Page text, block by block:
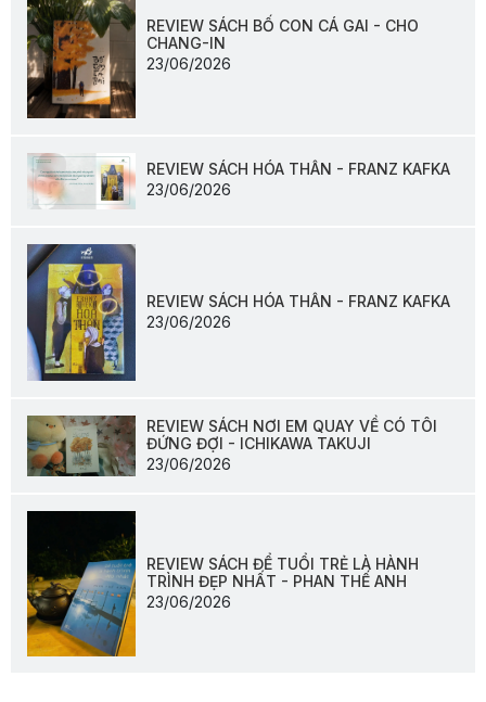
REVIEW SÁCH BỐ CON CÁ GAI - CHO
CHANG-IN
23/06/2026
REVIEW SÁCH HÓA THÂN - FRANZ KAFKA
23/06/2026
REVIEW SÁCH HÓA THÂN - FRANZ KAFKA
23/06/2026
REVIEW SÁCH NƠI EM QUAY VỀ CÓ TÔI
ĐỨNG ĐỢI - ICHIKAWA TAKUJI
23/06/2026
REVIEW SÁCH ĐỂ TUỔI TRẺ LÀ HÀNH
TRÌNH ĐẸP NHẤT - PHAN THẾ ANH
23/06/2026